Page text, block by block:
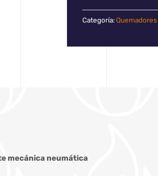
Categoría:Quemadores
mecánica neumática